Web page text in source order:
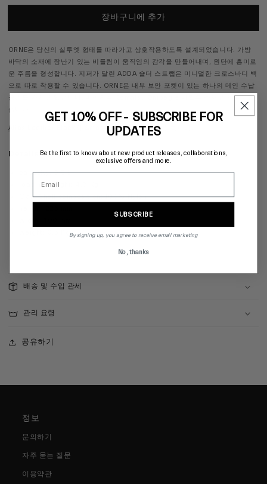
장바구니에 추가
ORNE은 당신의 실루엣 형태를 따라가고 상호작용하도록 설계되었습니다. 가방
바닥의 소재에 장난기 있는 비틀림이 움직임의 감각을 만들어내며, 원단에 흥미로
운 주름을 형성합니다. 지퍼가 달린 ADDA 숄더 스트랩은 미니멀한 크로스바디 백
으로 따로 착용할 수 있습니다. ORNE은 내부 보안 포켓이 있는 하나의 메인 수납
공간을 가지고 있습니다. 베이지색 Komatsu Onibegie 나일론 소재로 제작되었
습니다.
Alias Leather Black Smooth Black 도 이용 가능합니다.
Details:
capacity:9.5 L
loading weight
Main Shell composition:100% Nylon
배송 및 수입 관세
관리 요령
공유하기
정보
문의하기
자주 묻는 질문
이용약관
GET 10% OFF - SUBSCRIBE FOR
UPDATES
Be the first to know about new product releases, collaborations,
exclusive offers and more.
SUBSCRIBE
By signing up, you agree to receive email marketing
No, thanks